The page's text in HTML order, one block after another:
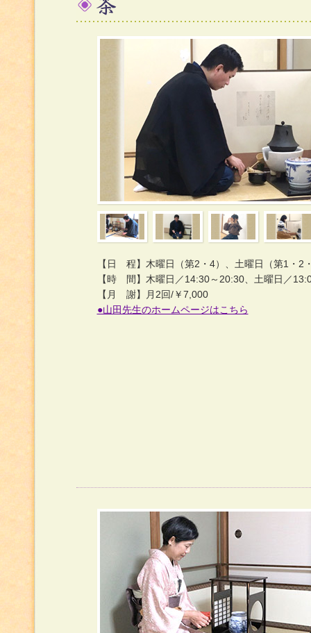
【日 程】木曜日（第2・4）、土曜日（第1・2
【時 間】木曜日／14:30～20:30、土曜日／
【月 謝】月2回/￥7,000
●山田先生のホームページはこちら